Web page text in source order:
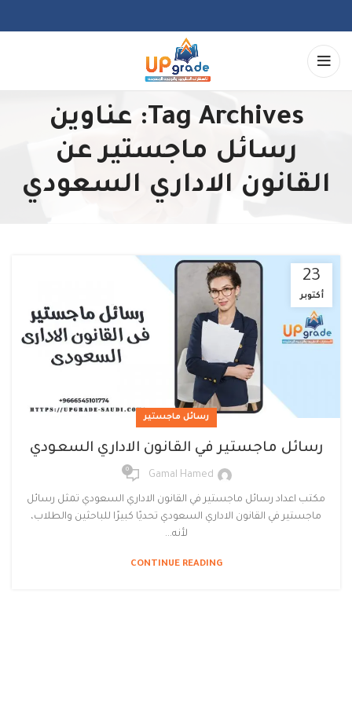
Tag Archives: عناوين
رسائل ماجستير عن
القانون الاداري السعودي
23
أكتوبر
رسائل ماجستير
رسائل ماجستير في القانون الاداري السعودي
Gamal Hamed
0
مكتب اعداد رسائل ماجستير في القانون الاداري السعودي تمثل رسائل
ماجستير في القانون الاداري السعودي تحديًا كبيرًا للباحثين والطلاب،
لأنه...
CONTINUE READING